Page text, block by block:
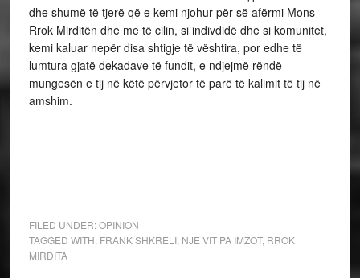
dhe shumë të tjerë që e kemi njohur për së afërmi Mons
Rrok Mirditën dhe me të cilin, si indivdidë dhe si komunitet,
kemi kaluar nepër disa shtigje të vështira, por edhe të
lumtura gjatë dekadave të fundit, e ndjejmë rëndë
mungesën e tij në këtë përvjetor të parë të kalimit të tij në
amshim.
FILED UNDER:OPINION
TAGGED WITH: FRANK SHKRELI, NJE VIT PA IMZOT, RROK
MIRDITA